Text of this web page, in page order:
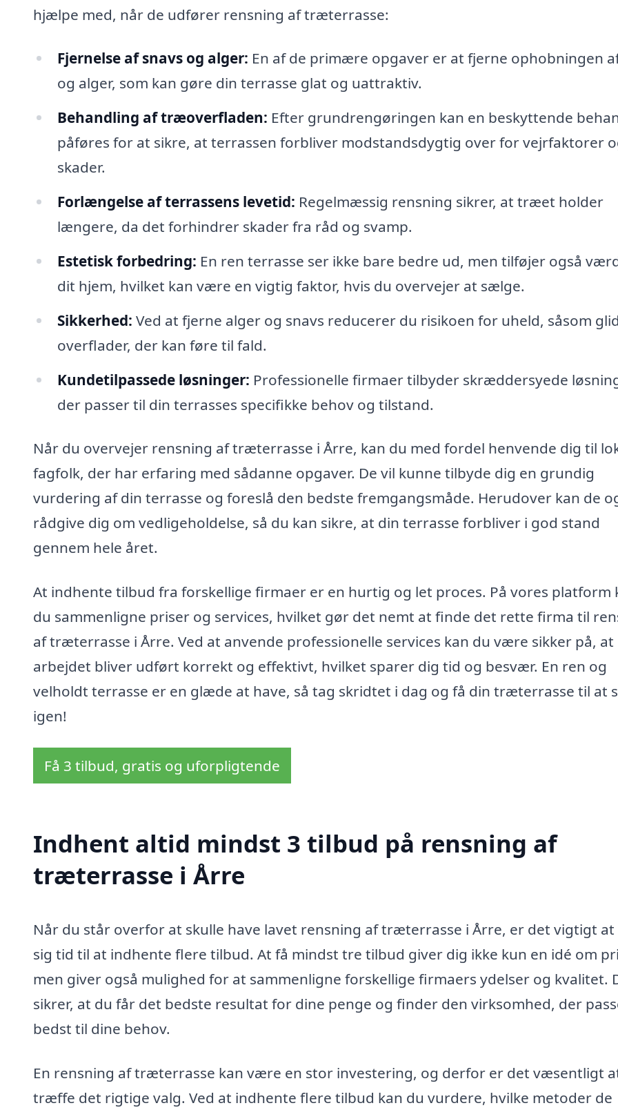
hjælpe med, når de udfører rensning af træterrasse:
Fjernelse af snavs og alger: En af de primære opgaver er at fjerne ophobningen
og alger, som kan gøre din terrasse glat og uattraktiv.
Behandling af træoverfladen: Efter grundrengøringen kan en beskyttende
påføres for at sikre, at terrassen forbliver modstandsdygtig over for vejrfaktorer
skader.
Forlængelse af terrassens levetid: Regelmæssig rensning sikrer, at træet holder
længere, da det forhindrer skader fra råd og svamp.
Estetisk forbedring: En ren terrasse ser ikke bare bedre ud, men tilføjer også
dit hjem, hvilket kan være en vigtig faktor, hvis du overvejer at sælge.
Sikkerhed: Ved at fjerne alger og snavs reducerer du risikoen for uheld, såsom
overflader, der kan føre til fald.
Kundetilpassede løsninger: Professionelle firmaer tilbyder skræddersyede
der passer til din terrasses specifikke behov og tilstand.
Når du overvejer rensning af træterrasse i Årre, kan du med fordel henvende dig til
fagfolk, der har erfaring med sådanne opgaver. De vil kunne tilbyde dig en grundig
vurdering af din terrasse og foreslå den bedste fremgangsmåde. Herudover kan de
rådgive dig om vedligeholdelse, så du kan sikre, at din terrasse forbliver i god stand
gennem hele året.
At indhente tilbud fra forskellige firmaer er en hurtig og let proces. På vores platform
du sammenligne priser og services, hvilket gør det nemt at finde det rette firma til
af træterrasse i Årre. Ved at anvende professionelle services kan du være sikker på, at
arbejdet bliver udført korrekt og effektivt, hvilket sparer dig tid og besvær. En ren og
velholdt terrasse er en glæde at have, så tag skridtet i dag og få din træterrasse til at
igen!
Få 3 tilbud, gratis og uforpligtende
Indhent altid mindst 3 tilbud på rensning af
træterrasse i Årre
Når du står overfor at skulle have lavet rensning af træterrasse i Årre, er det vigtigt at
sig tid til at indhente flere tilbud. At få mindst tre tilbud giver dig ikke kun en idé om
men giver også mulighed for at sammenligne forskellige firmaers ydelser og kvalitet.
sikrer, at du får det bedste resultat for dine penge og finder den virksomhed, der
bedst til dine behov.
En rensning af træterrasse kan være en stor investering, og derfor er det væsentligt
træffe det rigtige valg. Ved at indhente flere tilbud kan du vurdere, hvilke metoder de